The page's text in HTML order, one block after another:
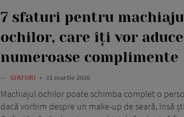
7 sfaturi pentru
ochilor, care îți vor aduce
numeroase complimente
— SFATURI 31 martie 2026
Machiajul ochilor poate schimba complet o
dacă vorbim despre un make-up de seară, însă